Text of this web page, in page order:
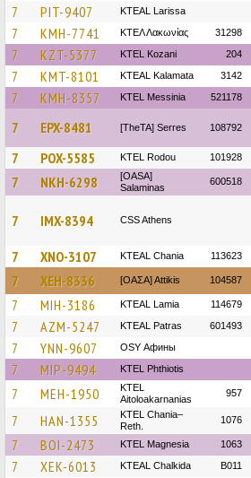
7 PIT-9407 KTEAL Larissa
7 KMH-7741 ΚΤΕΛ Λακωνίας 31298
7 KZT-5377 ΚΤΕL Kozani 204
7 KMT-8101 KTEAL Kalamata 3142
7 KMH-8357 KTEL Messinia 521178
7 EPX-8481 [TheTA] Serres 108792
7 POX-5585 ΚΤΕL Rodou 101928
7 NKH-6298
[OASA]
Salaminas
600518
7 IMX-8394 CSS Athens
7 XNO-3107 KTEAL Chania 113623
7 XEH-8336 [ΟΑΣΑ] Αttikis 104587
7 MIH-3186 KTEAL Lamia 114679
7 AZM-5247 KTEAL Patras 601493
7 YNN-9607 OSY Афины
7 MIP-9494 ΚΤΕL Phthiotis
7 MEH-1950
KTEL
Aitoloakarnanias
957
7 HAN-1355
KTEL Chania–
Reth.
1076
7 BOI-2473 ΚΤΕL Magnesia 1063
7 XEK-6013 KTEAL Chalkida B011